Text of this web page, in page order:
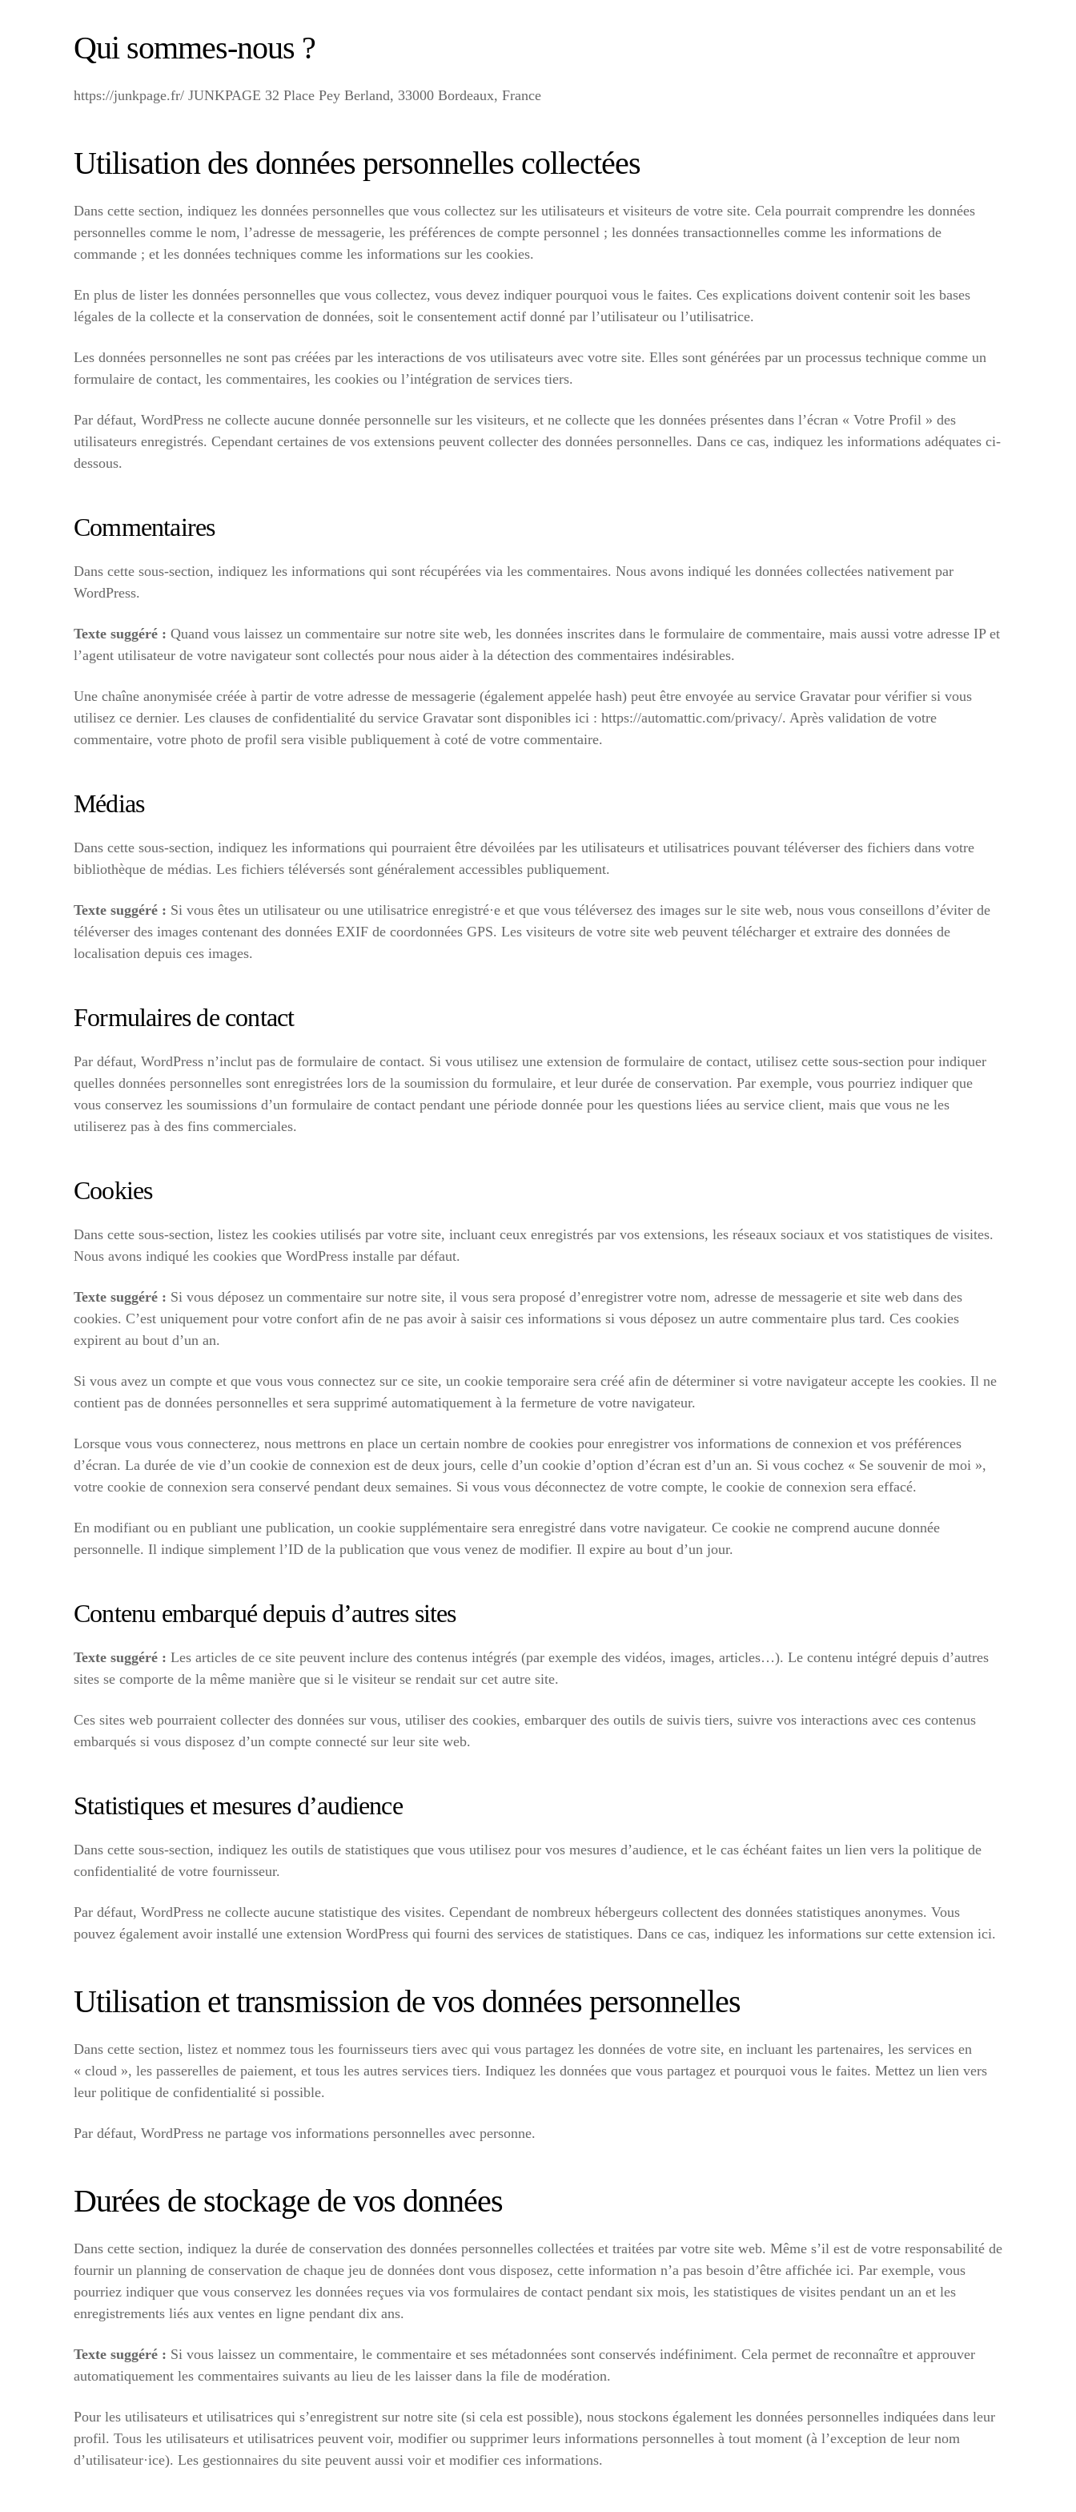
Qui sommes-nous ?
https://junkpage.fr/ JUNKPAGE 32 Place Pey Berland, 33000 Bordeaux, France
Utilisation des données personnelles collectées
Dans cette section, indiquez les données personnelles que vous collectez sur les utilisateurs et visiteurs de votre site. Cela pourrait comprendre les données
personnelles comme le nom, l’adresse de messagerie, les préférences de compte personnel ; les données transactionnelles comme les informations de
commande ; et les données techniques comme les informations sur les cookies.
En plus de lister les données personnelles que vous collectez, vous devez indiquer pourquoi vous le faites. Ces explications doivent contenir soit les bases
légales de la collecte et la conservation de données, soit le consentement actif donné par l’utilisateur ou l’utilisatrice.
Les données personnelles ne sont pas créées par les interactions de vos utilisateurs avec votre site. Elles sont générées par un processus technique comme un
formulaire de contact, les commentaires, les cookies ou l’intégration de services tiers.
Par défaut, WordPress ne collecte aucune donnée personnelle sur les visiteurs, et ne collecte que les données présentes dans l’écran « Votre Profil » des
utilisateurs enregistrés. Cependant certaines de vos extensions peuvent collecter des données personnelles. Dans ce cas, indiquez les informations adéquates ci-
dessous.
Commentaires
Dans cette sous-section, indiquez les informations qui sont récupérées via les commentaires. Nous avons indiqué les données collectées nativement par
WordPress.
Texte suggéré : Quand vous laissez un commentaire sur notre site web, les données inscrites dans le formulaire de commentaire, mais aussi votre adresse IP et
l’agent utilisateur de votre navigateur sont collectés pour nous aider à la détection des commentaires indésirables.
Une chaîne anonymisée créée à partir de votre adresse de messagerie (également appelée hash) peut être envoyée au service Gravatar pour vérifier si vous
utilisez ce dernier. Les clauses de confidentialité du service Gravatar sont disponibles ici : https://automattic.com/privacy/. Après validation de votre
commentaire, votre photo de profil sera visible publiquement à coté de votre commentaire.
Médias
Dans cette sous-section, indiquez les informations qui pourraient être dévoilées par les utilisateurs et utilisatrices pouvant téléverser des fichiers dans votre
bibliothèque de médias. Les fichiers téléversés sont généralement accessibles publiquement.
Texte suggéré : Si vous êtes un utilisateur ou une utilisatrice enregistré·e et que vous téléversez des images sur le site web, nous vous conseillons d’éviter de
téléverser des images contenant des données EXIF de coordonnées GPS. Les visiteurs de votre site web peuvent télécharger et extraire des données de
localisation depuis ces images.
Formulaires de contact
Par défaut, WordPress n’inclut pas de formulaire de contact. Si vous utilisez une extension de formulaire de contact, utilisez cette sous-section pour indiquer
quelles données personnelles sont enregistrées lors de la soumission du formulaire, et leur durée de conservation. Par exemple, vous pourriez indiquer que
vous conservez les soumissions d’un formulaire de contact pendant une période donnée pour les questions liées au service client, mais que vous ne les
utiliserez pas à des fins commerciales.
Cookies
Dans cette sous-section, listez les cookies utilisés par votre site, incluant ceux enregistrés par vos extensions, les réseaux sociaux et vos statistiques de visites.
Nous avons indiqué les cookies que WordPress installe par défaut.
Texte suggéré : Si vous déposez un commentaire sur notre site, il vous sera proposé d’enregistrer votre nom, adresse de messagerie et site web dans des
cookies. C’est uniquement pour votre confort afin de ne pas avoir à saisir ces informations si vous déposez un autre commentaire plus tard. Ces cookies
expirent au bout d’un an.
Si vous avez un compte et que vous vous connectez sur ce site, un cookie temporaire sera créé afin de déterminer si votre navigateur accepte les cookies. Il ne
contient pas de données personnelles et sera supprimé automatiquement à la fermeture de votre navigateur.
Lorsque vous vous connecterez, nous mettrons en place un certain nombre de cookies pour enregistrer vos informations de connexion et vos préférences
d’écran. La durée de vie d’un cookie de connexion est de deux jours, celle d’un cookie d’option d’écran est d’un an. Si vous cochez « Se souvenir de moi »,
votre cookie de connexion sera conservé pendant deux semaines. Si vous vous déconnectez de votre compte, le cookie de connexion sera effacé.
En modifiant ou en publiant une publication, un cookie supplémentaire sera enregistré dans votre navigateur. Ce cookie ne comprend aucune donnée
personnelle. Il indique simplement l’ID de la publication que vous venez de modifier. Il expire au bout d’un jour.
Contenu embarqué depuis d’autres sites
Texte suggéré : Les articles de ce site peuvent inclure des contenus intégrés (par exemple des vidéos, images, articles…). Le contenu intégré depuis d’autres
sites se comporte de la même manière que si le visiteur se rendait sur cet autre site.
Ces sites web pourraient collecter des données sur vous, utiliser des cookies, embarquer des outils de suivis tiers, suivre vos interactions avec ces contenus
embarqués si vous disposez d’un compte connecté sur leur site web.
Statistiques et mesures d’audience
Dans cette sous-section, indiquez les outils de statistiques que vous utilisez pour vos mesures d’audience, et le cas échéant faites un lien vers la politique de
confidentialité de votre fournisseur.
Par défaut, WordPress ne collecte aucune statistique des visites. Cependant de nombreux hébergeurs collectent des données statistiques anonymes. Vous
pouvez également avoir installé une extension WordPress qui fourni des services de statistiques. Dans ce cas, indiquez les informations sur cette extension ici.
Utilisation et transmission de vos données personnelles
Dans cette section, listez et nommez tous les fournisseurs tiers avec qui vous partagez les données de votre site, en incluant les partenaires, les services en
« cloud », les passerelles de paiement, et tous les autres services tiers. Indiquez les données que vous partagez et pourquoi vous le faites. Mettez un lien vers
leur politique de confidentialité si possible.
Par défaut, WordPress ne partage vos informations personnelles avec personne.
Durées de stockage de vos données
Dans cette section, indiquez la durée de conservation des données personnelles collectées et traitées par votre site web. Même s’il est de votre responsabilité de
fournir un planning de conservation de chaque jeu de données dont vous disposez, cette information n’a pas besoin d’être affichée ici. Par exemple, vous
pourriez indiquer que vous conservez les données reçues via vos formulaires de contact pendant six mois, les statistiques de visites pendant un an et les
enregistrements liés aux ventes en ligne pendant dix ans.
Texte suggéré : Si vous laissez un commentaire, le commentaire et ses métadonnées sont conservés indéfiniment. Cela permet de reconnaître et approuver
automatiquement les commentaires suivants au lieu de les laisser dans la file de modération.
Pour les utilisateurs et utilisatrices qui s’enregistrent sur notre site (si cela est possible), nous stockons également les données personnelles indiquées dans leur
profil. Tous les utilisateurs et utilisatrices peuvent voir, modifier ou supprimer leurs informations personnelles à tout moment (à l’exception de leur nom
d’utilisateur·ice). Les gestionnaires du site peuvent aussi voir et modifier ces informations.